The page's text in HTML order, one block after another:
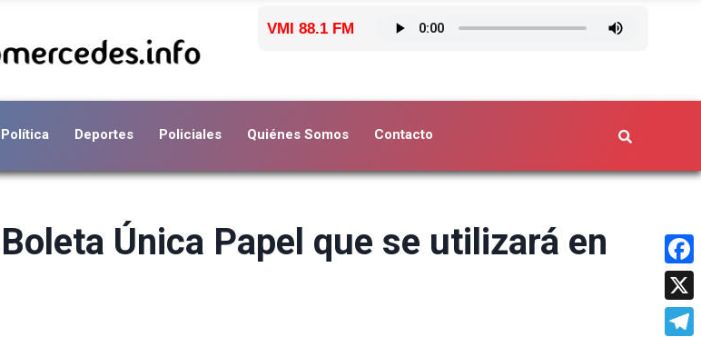
VMI 88.1 FM
Política Deportes Policiales Quiénes Somos Contacto
Única Papel que se utilizará en
X